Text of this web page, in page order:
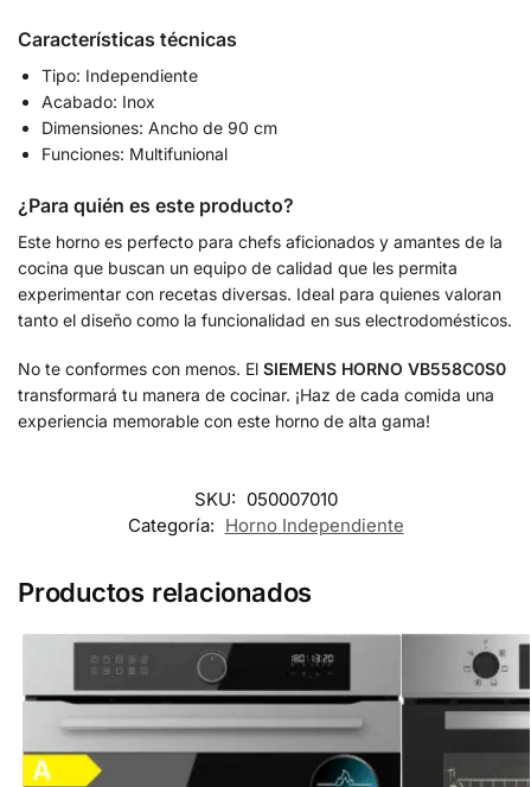
Características técnicas
Tipo: Independiente
Acabado: Inox
Dimensiones: Ancho de 90 cm
Funciones: Multifunional
¿Para quién es este producto?
Este horno es perfecto para chefs aficionados y amantes de la
cocina que buscan un equipo de calidad que les permita
experimentar con recetas diversas. Ideal para quienes valoran
tanto el diseño como la funcionalidad en sus electrodomésticos.
No te conformes con menos. El SIEMENS HORNO VB558C0S0
transformará tu manera de cocinar. ¡Haz de cada comida una
experiencia memorable con este horno de alta gama!
SKU: 050007010
Categoría: Horno Independiente
Productos relacionados